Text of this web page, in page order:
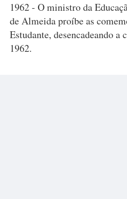
1962 - O ministro da
de Almeida proíbe as
Estudante, desencadeando a
1962.